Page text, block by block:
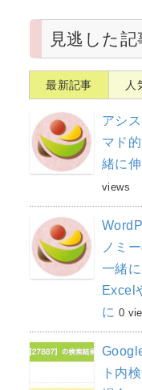
見逃した
最新記事 人
アシ
マド
緒に
views
ノミ
一緒
Excel
に 0
ト内